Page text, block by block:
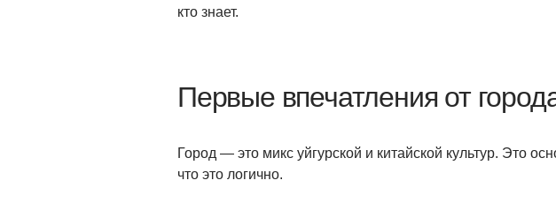
кто знает.
Первые впечатления от
Город — это микс уйгурской и китайской культур. Это
что это логично.